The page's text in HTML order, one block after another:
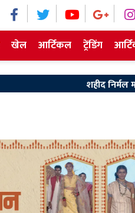
खेल आर्टिकल ट्रेंडिंग
शहीद निर्मल महतो की 39वीं